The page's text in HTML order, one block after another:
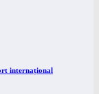
internațional